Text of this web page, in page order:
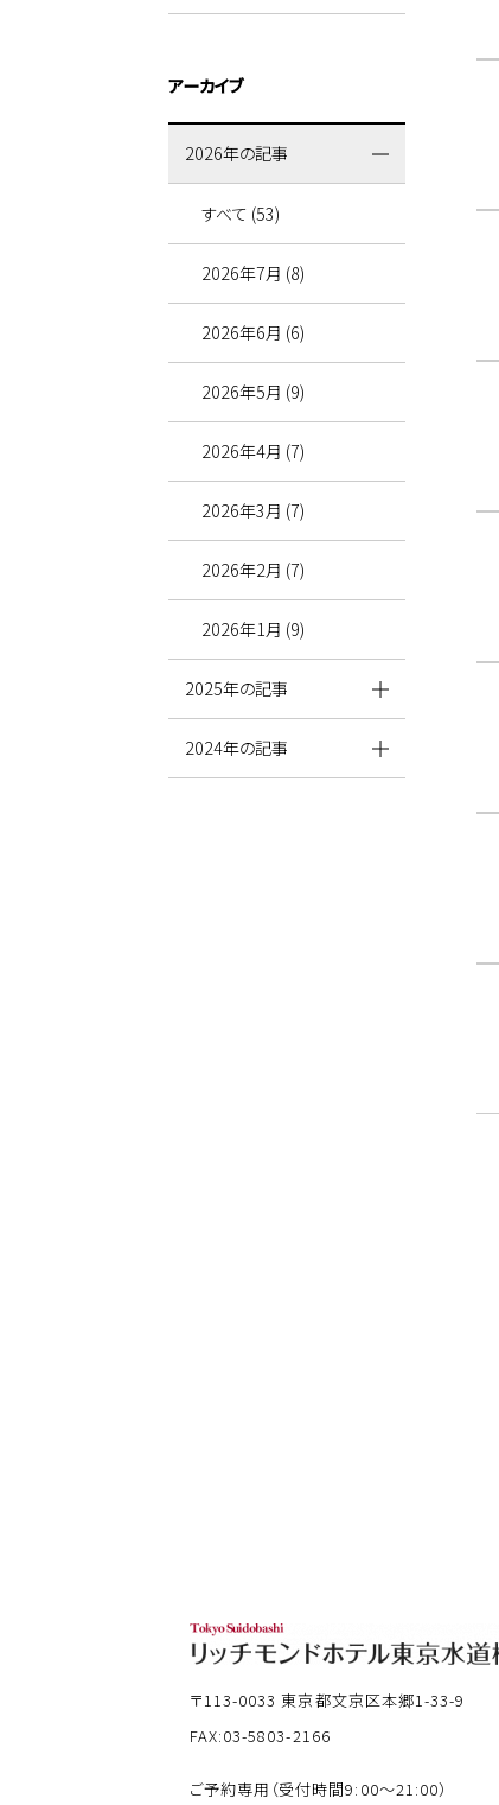
アーカイブ
2026年の記事
すべて (53)
2026年7月 (8)
2026年6月 (6)
2026年5月 (9)
2026年4月 (7)
2026年3月 (7)
2026年2月 (7)
2026年1月 (9)
2025年の記事
2024年の記事
〒113-0033東京都文京区本郷1-33-9
FAX:03-5803-2166
ご予約専用（受付時間9:00～21:00）